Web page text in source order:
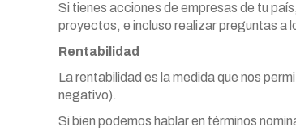
Si tienes acciones de empresas de tu
proyectos, e incluso realizar preguntas a
Rentabilidad
La rentabilidad es la medida que nos
negativo).
Si bien podemos hablar en términos